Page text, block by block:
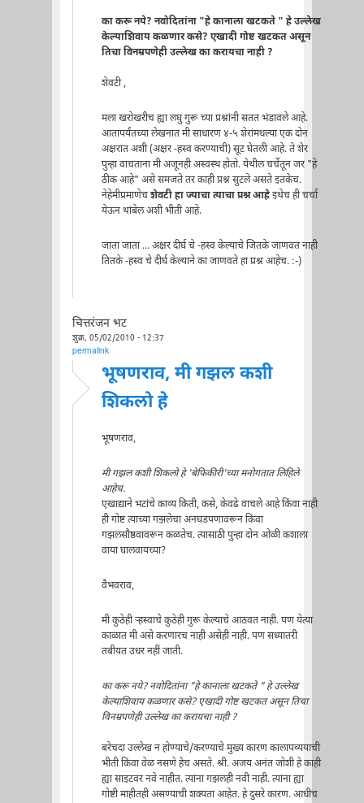
का करू नये? नवोदितांना "हे कानाला खटकते " हे उल्लेख
केल्याशिवाय कळणार कसे? एखादी गोष्ट खटकत असून
तिचा विनम्रपणेही उल्लेख का करायचा नाही ?
शेवटी ,
मला खरोखरीच ह्या लघु गुरू च्या प्रश्नांनी सतत भंडावले आहे.
आतापर्यंतच्या लेखनात मी साधारण ४-५ शेरांमधल्या एक दोन
अक्षरात अशी (अक्षर -हस्व करण्याची) सूट घेतली आहे. ते शेर
पुन्हा वाचताना मी अजूनही अस्वस्थ होतो. येथील चर्चेतून जर "हे
ठीक आहे" असे समजते तर काही प्रश्न सुटले असते इतकेच.
नेहेमीप्रमाणेचशेवटी हा ज्याचा त्याचा प्रश्न आहेइथेच ही चर्चा
येऊन थांबेल अशी भीती आहे.
जाता जाता ... अक्षर दीर्घ चे -हस्व केल्याचे जितके जाणवत नाही
तितके -हस्व चे दीर्घ केल्याने का जाणवते हा प्रश्न आहेच. :-)
चित्तरंजन भट
शुक्र, 05/02/2010 - 12:37
permalink
भूषणराव, मी गझल कशी
शिकलो हे
भूषणराव,
मी गझल कशी शिकलो हे 'बेफिकीरी'च्या मनोगतात लिहिले
आहेच.
एखाद्याने भटांचे काव्य किती, कसे, केवढे वाचले आहे किंवा नाही
ही गोष्ट त्याच्या गझलेचा अनघडपणावरून किंवा
गझलसौष्ठवावरून कळतेच. त्यासाठी पुन्हा दोन ओळी कशाला
वाया घालवायच्या?
वैभवराव,
मी कुठेही ऱ्हस्वाचे कुठेही गुरू केल्याचे आठवत नाही. पण येत्या
काळात मी असे करणारच नाही असेही नाही. पण सध्यातरी
तबीयत उधर नहीं जाती.
का करू नये? नवोदितांना "हे कानाला खटकते " हे उल्लेख
केल्याशिवाय कळणार कसे? एखादी गोष्ट खटकत असून तिचा
विनम्रपणेही उल्लेख का करायचा नाही ?
बरेचदा उल्लेख न होण्याचे/करण्याचे मुख्य कारण कालापव्ययाची
भीती किंवा वेळ नसणे हेच असते. श्री. अजय अनंत जोशी हे काही
ह्या साइटवर नवे नाहीत. त्यांना गझलही नवी नाही. त्यांना ह्या
गोष्टी माहीतही असण्याची शक्यता आहेत. हे दुसरे कारण. आधीच